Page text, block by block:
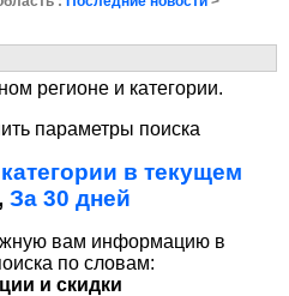
регионе и категории.
параметры поиска
в текущем
, За 30 дней
вам информацию в
по словам:
и скидки